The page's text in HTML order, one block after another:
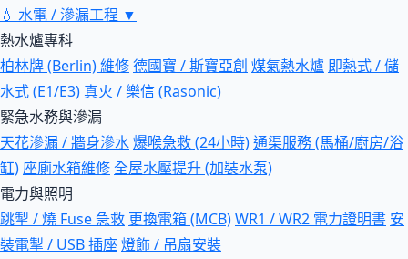
💧 水電 / 滲漏工程 ▼
熱水爐專科
柏林牌 (Berlin) 維修德國寶 / 斯寶亞創 煤氣熱水爐 即熱式 / 儲
水式 (E1/E3) 真火 / 樂信 (Rasonic)
緊急水務與滲漏
天花滲漏 / 牆身滲水爆喉急救 (24小時)通渠服務 (馬桶/廚房/浴
缸) 座廁水箱維修全屋水壓提升 (加裝水泵)
電力與照明
跳掣 / 燒 Fuse 急救 更換電箱 (MCB)WR1 / WR2 電力證明書 安
裝電掣 / USB 插座燈飾 / 吊扇安裝